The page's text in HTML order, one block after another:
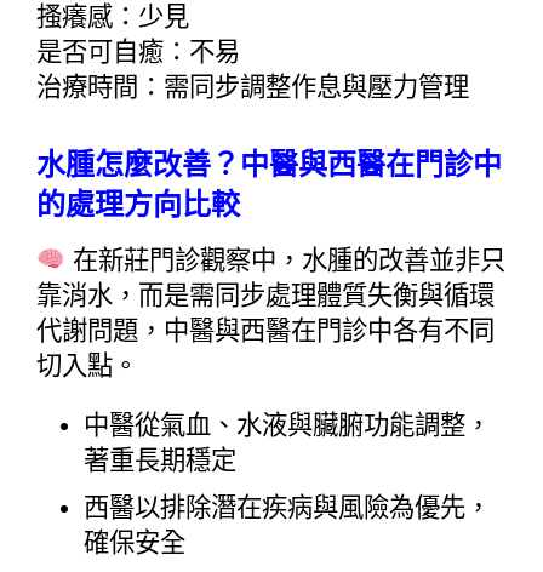
搔癢感：少見
是否可自癒：不易
治療時間：需同步調整作息與壓力管理
水腫怎麼改善？中醫與西醫在門診中
的處理方向比較
在新莊門診觀察中，水腫的改善並非只
靠消水，而是需同步處理體質失衡與循環
代謝問題，中醫與西醫在門診中各有不同
切入點。
中醫從氣血、水液與臟腑功能調整，
著重長期穩定
西醫以排除潛在疾病與風險為優先，
確保安全